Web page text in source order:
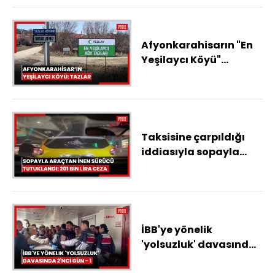
Afyonkarahisarın "En
Yeşilaycı Köyü"
yaşam sürüyor
Taksisine çarpıldığı
iddiasıyla sopayla
ceza kesildi
İBB'ye yönelik
'yolsuzluk' davasında